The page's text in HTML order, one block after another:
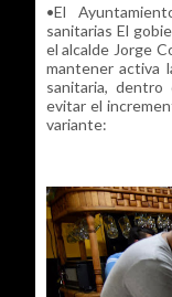
•El
sanitarias El
el alcalde Jorge
mantener activa
sanitaria, dentro
evitar el
variante: